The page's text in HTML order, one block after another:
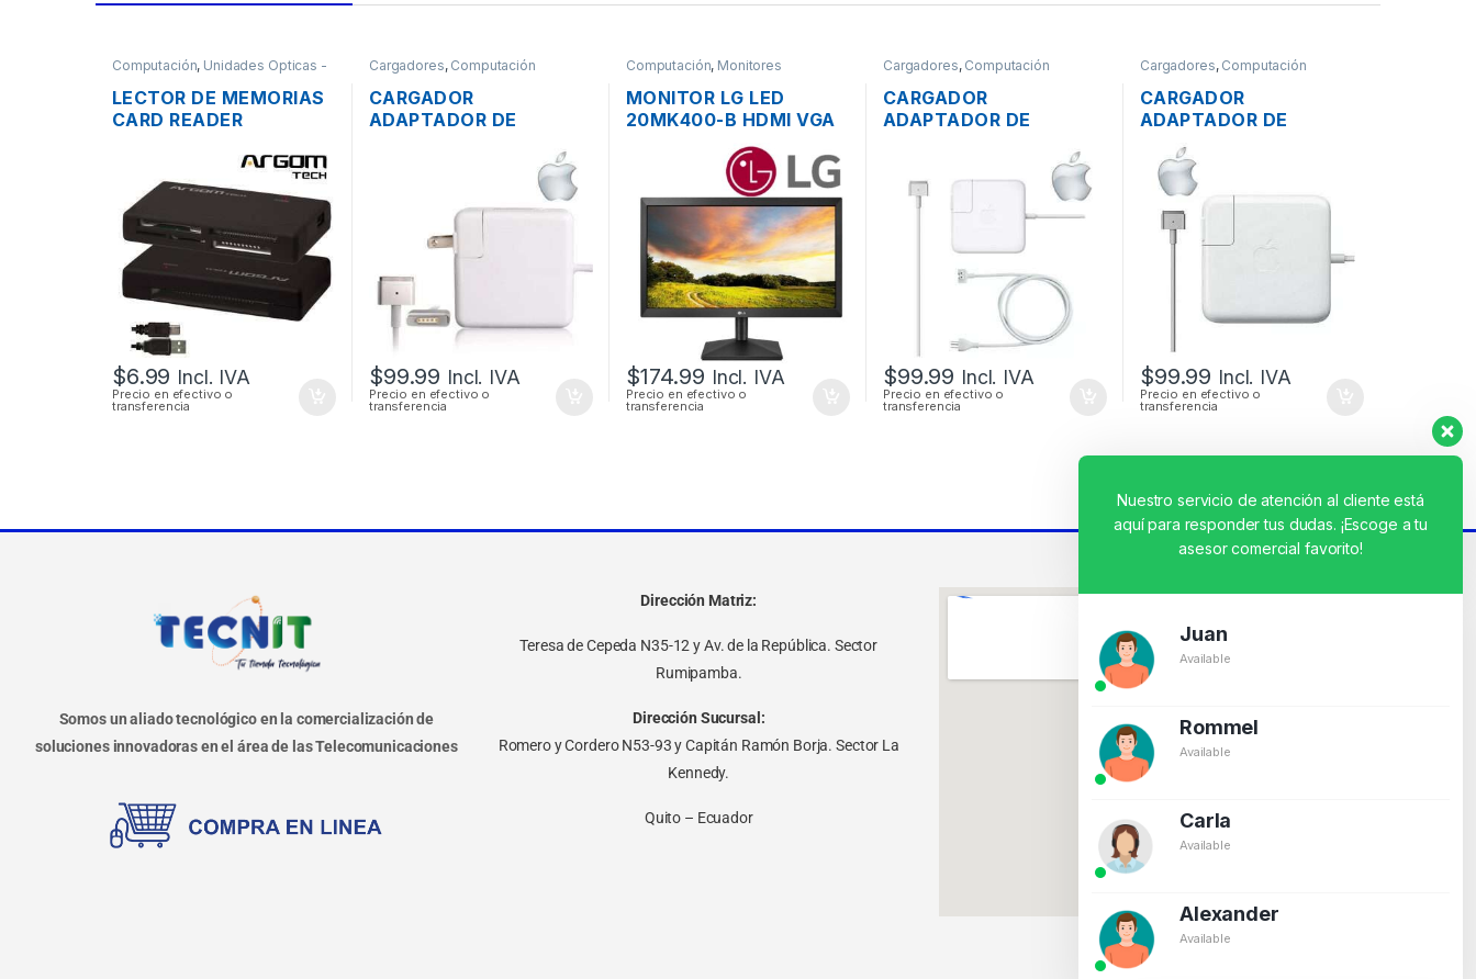
Computación, Unidades Opticas -
Lectores
LECTOR DE MEMORIAS
CARD READER
USB 2.0 TODO EN 1
$6.99 Incl. IVA
Precio en efectivo o
transferencia
Cargadores, Computación
CARGADOR
ADAPTADOR DE
A1436 PARA MACBOOK
AIR MAGSAFE2 14.85V
3.05A 45W ORIGINAL
$99.99 Incl. IVA
Precio en efectivo o
transferencia
Computación, Monitores
MONITOR LG LED
20MK400-B HDMI VGA
FLAT PANEL WIDE
SCREEN DE 20”
$174.99 Incl. IVA
Precio en efectivo o
transferencia
Cargadores, Computación
CARGADOR
ADAPTADOR DE
MAC APPLE MAGSAFE 2
16.5V 3.65A 60W
ORIGINAL + CABLE DE
$99.99 Incl. IVA
Precio en efectivo o
transferencia
Cargadores, Computación
CARGADOR
ADAPTADOR DE
MAC APPLE MAGSAFE 2
20V 4.25A 85W
ORIGINAL + CABLE DE
PODER
$99.99 Incl. IVA
Precio en efectivo o
transferencia
Somos un aliado tecnológico en la comercialización de
soluciones innovadoras en el área de las Telecomunicaciones
Dirección Matriz:
Teresa de Cepeda N35-12 y Av. de la República. Sector
Rumipamba.
Dirección Sucursal:
Romero y Cordero N53-93 y Capitán Ramón Borja. Sector La
Kennedy.
Quito – Ecuador
Nuestro servicio de atención al cliente está
aquí para responder tus dudas. ¡Escoge a tu
asesor comercial favorito!
Juan
Available
Rommel
Available
Carla
Available
Alexander
Available